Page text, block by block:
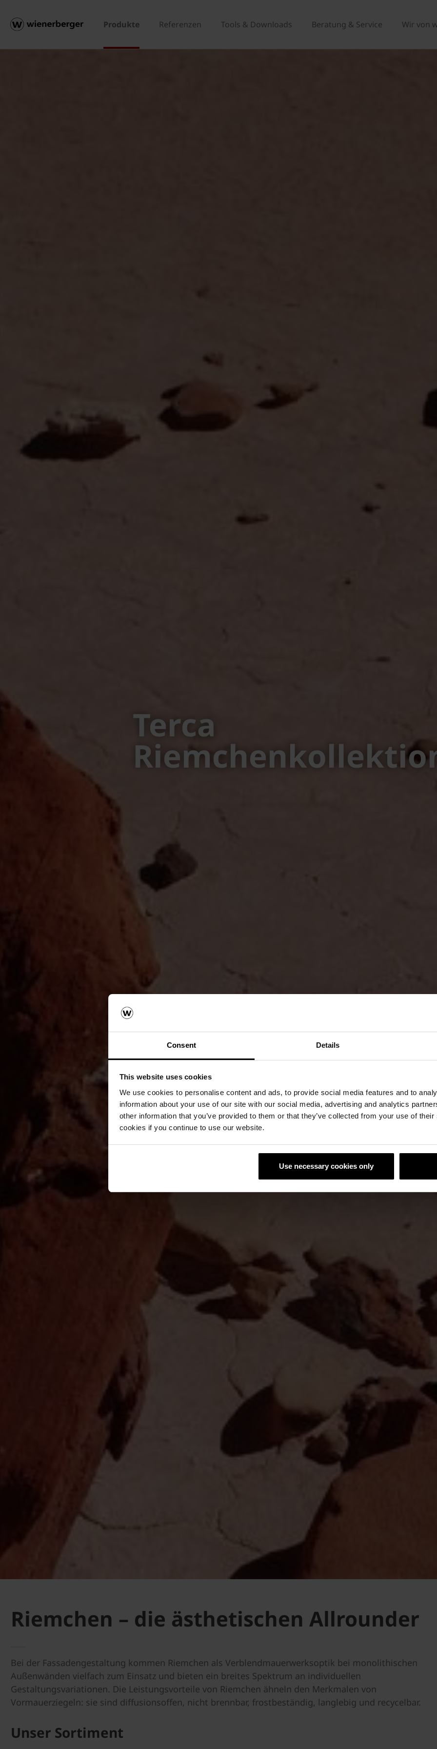
Consent Details
This website uses cookies
We use cookies to personalise content and ads, to provide social media features and to
information about your use of our site with our social media, advertising and analytics
other information that you’ve provided to them or that they’ve collected from your use of
cookies if you continue to use our website.
Use necessary cookies only
Produkte Referenzen Tools & Downloads Beratung & Service Wir von
Terca
Riemchen – die ästhetischen Allrounder
Bei der Fassadengestaltung kommen Riemchen als Verblendmauerwerksoptik bei monolithischen
Außenwänden vielfach zum Einsatz und bieten ein breites Spektrum an individuellen
Gestaltungsvariationen. Die Leistungsvorteile von Riemchen ähneln den Merkmalen von
Vormauerziegeln: sie sind diffusionsoffen, nicht brennbar, frostbeständig, langlebig und recycelbar.
Unser Sortiment